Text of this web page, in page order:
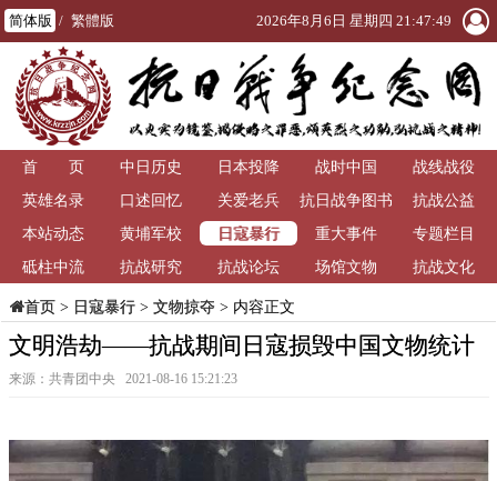
简体版 / 繁體版 2026年8月6日 星期四 21:47:50
首 页 中日历史 日本投降 战时中国
战线战役
英雄名录
口述回忆 关爱老兵
抗日战争图书
馆
抗战公益
本站动态
黄埔军校 日寇暴行 重大事件
专题栏目
砥柱中流
抗战研究 抗战论坛 场馆文物 抗战文化
首页> 日寇暴行> 文物掠夺> 内容正文
文明浩劫——抗战期间日寇损毁中国文物统计
来源：共青团中央 2021-08-16 15:21:23